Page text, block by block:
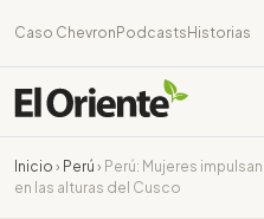
Caso Chevron Podcasts Historias
Inicio › Perú › Perú: Mujeres
en las alturas del Cusco